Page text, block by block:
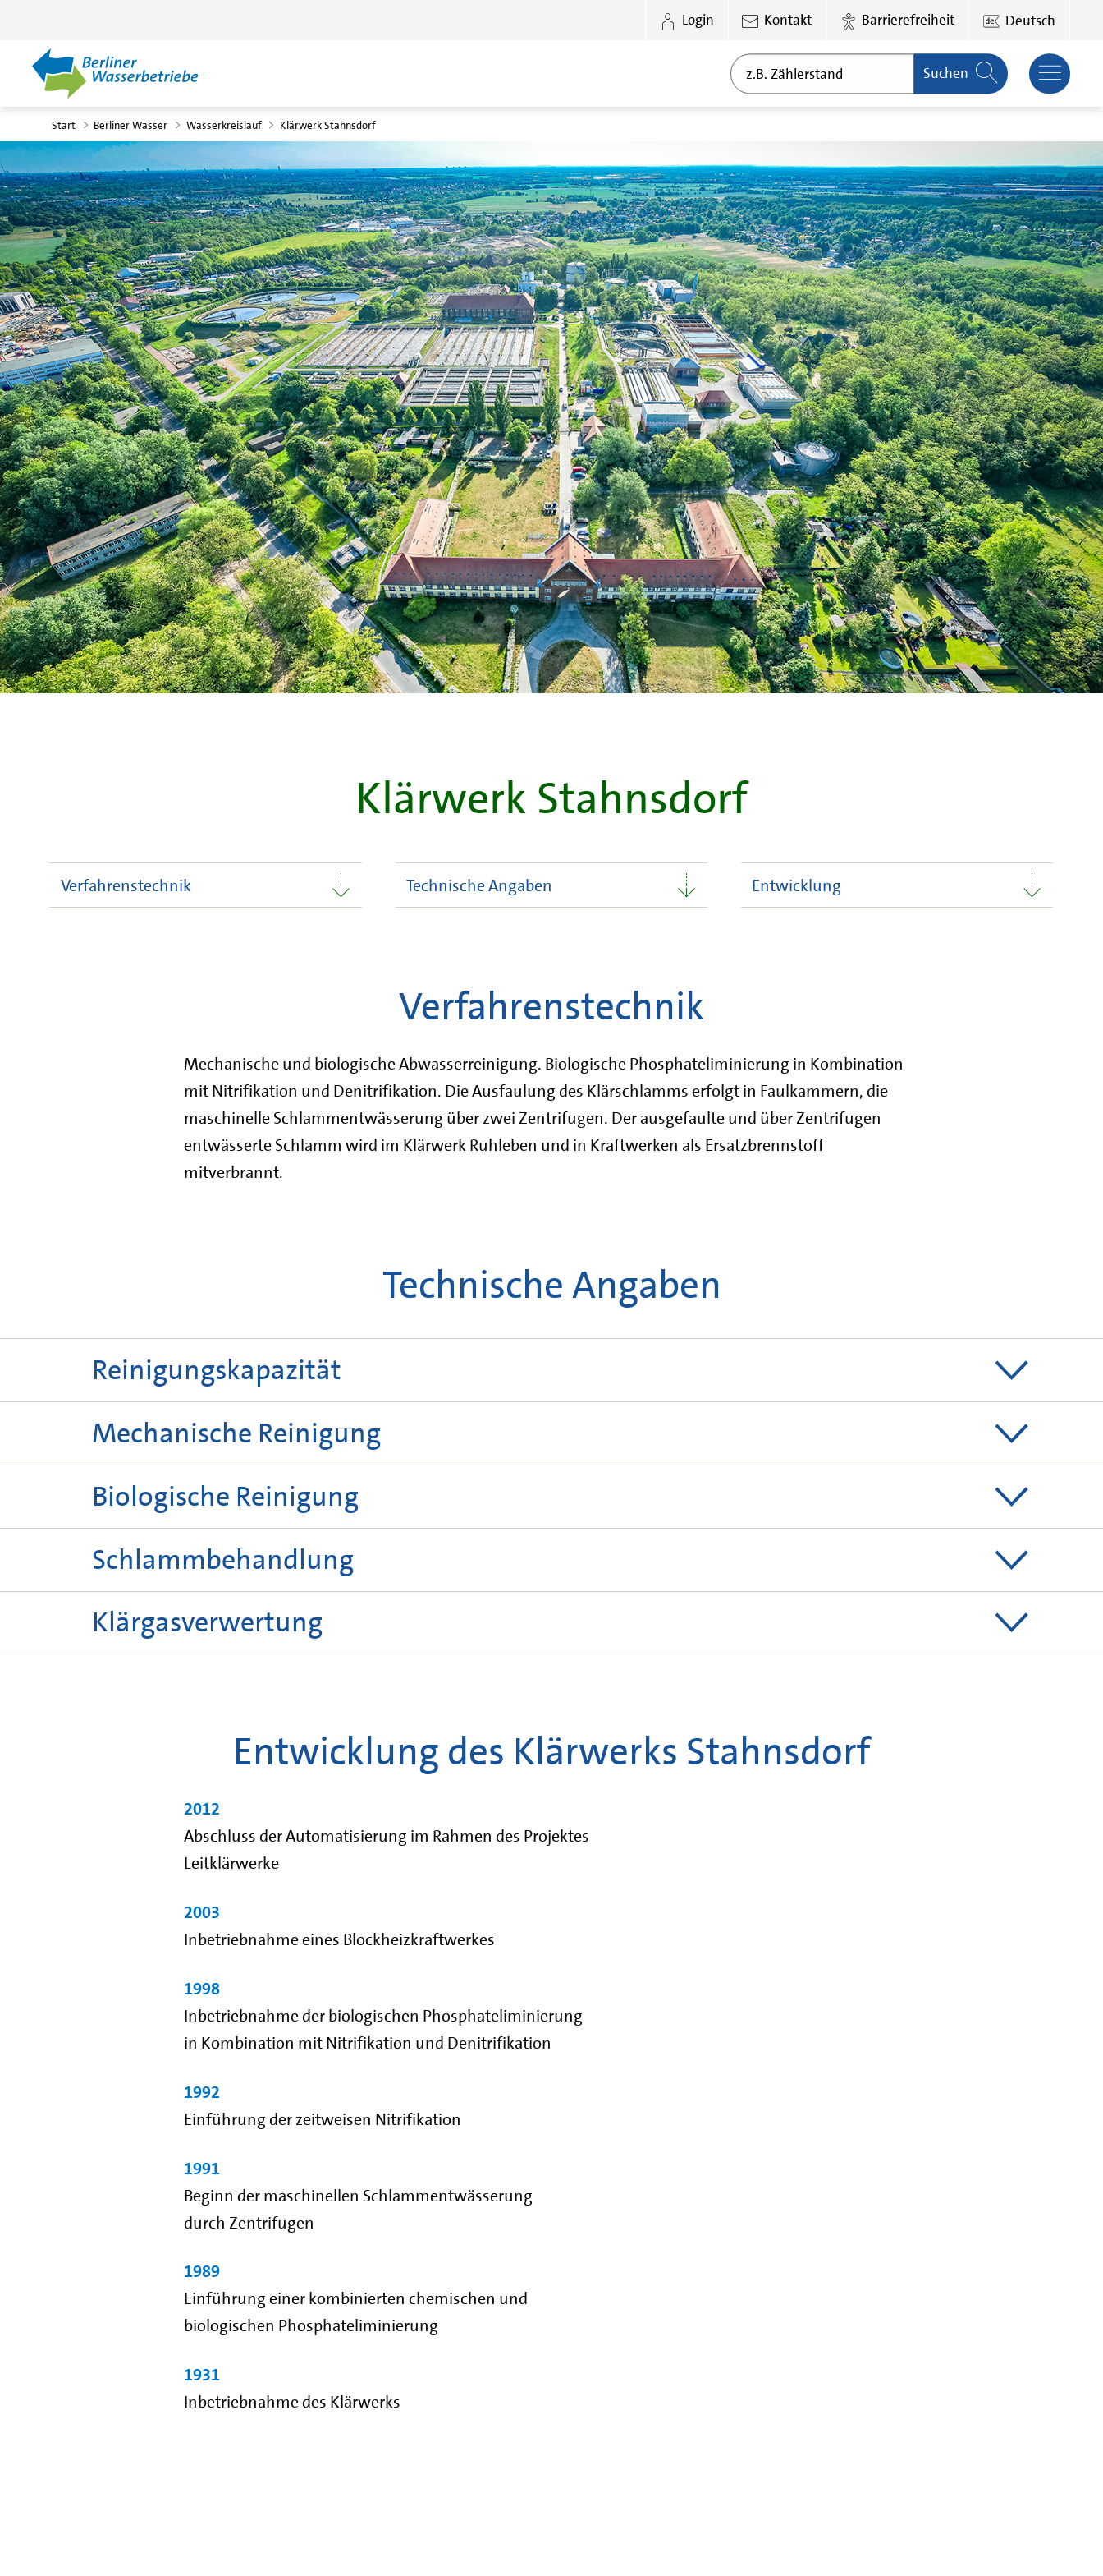
Login Kontakt Barrierefreiheit Deutsch
Suchen
Start Berliner Wasser Wasserkreislauf Klärwerk Stahnsdorf
Klärwerk Stahnsdorf
Verfahrenstechnik Technische Angaben Entwicklung
Verfahrenstechnik
Mechanische und biologische Abwasserreinigung. Biologische Phosphateliminierung in Kombination
mit Nitrifikation und Denitrifikation. Die Ausfaulung des Klärschlamms erfolgt in Faulkammern, die
maschinelle Schlammentwässerung über zwei Zentrifugen. Der ausgefaulte und über Zentrifugen
entwässerte Schlamm wird im Klärwerk Ruhleben und in Kraftwerken als Ersatzbrennstoff
mitverbrannt.
Technische Angaben
Reinigungskapazität
52.000 m /Tag bei Trockenwetter.
Mechanische Reinigung
Drei automatisch beräumte Feinrechen, zwei belüftete Sandfänge mit je zwei Kammern. Neun Becken mit
einem Gesamtnutzvolumen von 7.500 m
Biologische Reinigung
Drei Denitrifikationsbecken mit einem Volumen von 29.000 m
Gewebedruckbelüftung und einem Gesamtnutzvolumen von 37.200 m
Schlammbehandlung
Acht Faulkammern mit einem Gesamtinhalt von14.400 m
Klärschlamms.
Klärgasverwertung
Erdgas. Das Klärgas wird für die Schlammerwärmung, die Gebäudeheizung und für die Warmwasserversorgung
im Klärwerk genutzt.Entwicklung des Klärwerks Stahnsdorf
2012
Abschluss der Automatisierung im Rahmen des Projektes
Leitklärwerke
2003
Inbetriebnahme eines Blockheizkraftwerkes
1998
Inbetriebnahme der biologischen Phosphateliminierung
in Kombination mit Nitrifikation und Denitrifikation
1992
Einführung der zeitweisen Nitrifikation
1991
Beginn der maschinellen Schlammentwässerung
durch Zentrifugen
1989
Einführung einer kombinierten chemischen und
biologischen Phosphateliminierung
1931
Inbetriebnahme des Klärwerks